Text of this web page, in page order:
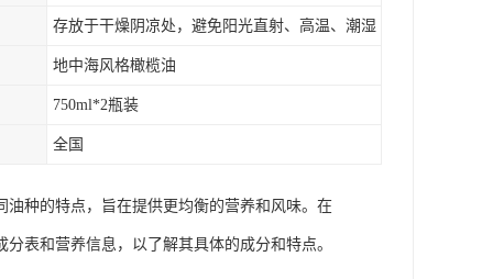
存放于干燥阴凉处，避免阳光直射、高温、潮湿
地中海风格橄榄油
750ml*2瓶装
全国
种的特点，旨在提供更均衡的营养和风味。在
表和营养信息，以了解其具体的成分和特点。